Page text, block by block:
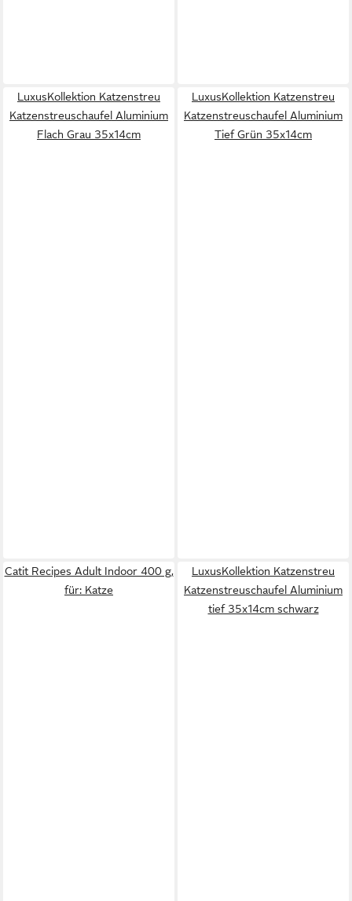
LuxusKollektion Katzenstreu
Katzenstreuschaufel Aluminium
Flach Grau 35x14cm
LuxusKollektion Katzenstreu
Katzenstreuschaufel Aluminium
Tief Grün 35x14cm
Catit Recipes Adult Indoor 400 g,
für: Katze
LuxusKollektion Katzenstreu
Katzenstreuschaufel Aluminium
tief 35x14cm schwarz